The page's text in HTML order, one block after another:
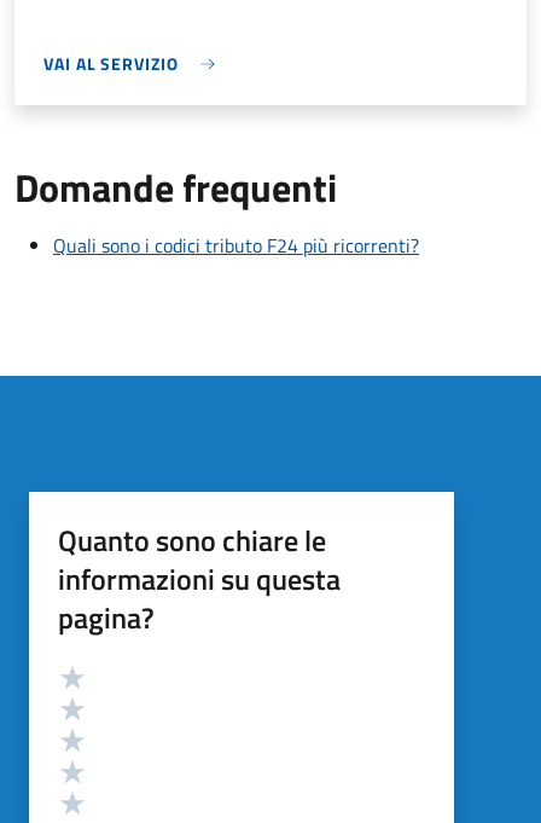
VAI AL SERVIZIO
Domande frequenti
Quali sono i codici tributo F24 più ricorrenti?
Quanto sono chiare le
informazioni su questa
pagina?
Valutazione